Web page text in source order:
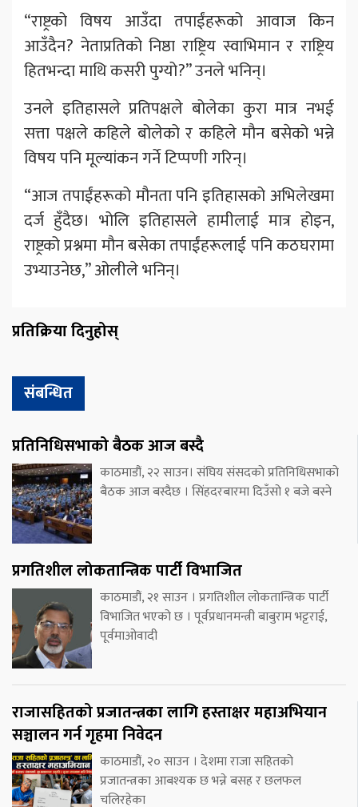
“राष्ट्रको विषय आउँदा तपाईंहरूको आवाज किन
आउँदैन? नेताप्रतिको निष्ठा राष्ट्रिय स्वाभिमान र राष्ट्रिय
हितभन्दा माथि कसरी पुग्यो?” उनले भनिन्।
उनले इतिहासले प्रतिपक्षले बोलेका कुरा मात्र नभई
सत्ता पक्षले कहिले बोलेको र कहिले मौन बसेको भन्ने
विषय पनि मूल्यांकन गर्ने टिप्पणी गरिन्।
“आज तपाईंहरूको मौनता पनि इतिहासको अभिलेखमा
दर्ज हुँदैछ। भोलि इतिहासले हामीलाई मात्र होइन,
राष्ट्रको प्रश्नमा मौन बसेका तपाईंहरूलाई पनि कठघरामा
उभ्याउनेछ,” ओलीले भनिन्।
प्रतिक्रिया दिनुहोस्
संबन्धित
प्रतिनिधिसभाको बैठक आज बस्दै
काठमाडौं, २२ साउन। संघिय संसदको प्रतिनिधिसभाको
बैठक आज बस्दैछ । सिंहदरबारमा दिउँसो १ बजे बस्ने
प्रगतिशील लोकतान्त्रिक पार्टी विभाजित
काठमाडौं, २१ साउन । प्रगतिशील लोकतान्त्रिक पार्टी
विभाजित भएको छ । पूर्वप्रधानमन्त्री बाबुराम भट्टराई,
पूर्वमाओवादी
राजासहितको प्रजातन्त्रका लागि हस्ताक्षर महाअभियान
सञ्चालन गर्न गृहमा निवेदन
काठमाडौं, २० साउन । देशमा राजा सहितको
प्रजातन्त्रका आबश्यक छ भन्ने बसह र छलफल
चलिरहेका